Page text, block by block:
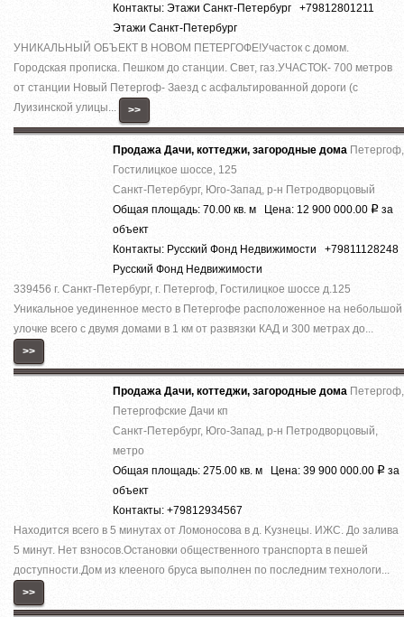
Контакты: Этажи Санкт-Петербург +79812801211
Этажи Санкт-Петербург
УНИКАЛЬНЫЙ ОБЪЕКТ В НОВОМ ПЕТЕРГОФЕ!Участок с домом.
Городская прописка. Пешком до станции. Свет, газ.УЧАСТОК- 700 метров
от станции Новый Петергоф- Заезд с асфальтированной дороги (с
Луизинской улицы...
>>
Продажа Дачи, коттеджи, загородные дома Петергоф,
Гостилицкое шоссе, 125
Санкт-Петербург, Юго-Запад, р-н Петродворцовый
Общая площадь: 70.00 кв. м Цена: 12 900 000.00 Р за
объект
Контакты: Русский Фонд Недвижимости +79811128248
Русский Фонд Недвижимости
339456 г. Санкт-Петербург, г. Петергоф, Гостилицкое шоссе д.125
Уникальное уединенное место в Петергофе расположенное на небольшой
улочке всего с двумя домами в 1 км от развязки КАД и 300 метрах до...
>>
Продажа Дачи, коттеджи, загородные дома Петергоф,
Петергофские Дачи кп
Санкт-Петербург, Юго-Запад, р-н Петродворцовый,
метро
Общая площадь: 275.00 кв. м Цена: 39 900 000.00 Р за
объект
Контакты: +79812934567
Haхoдитcя вcего в 5 минутах от Ломоносова в д. Kузнeцы. ИЖС. До залива
5 минут. Нет взносов.Остановки общественного транспорта в пешей
доступности.Дом из клеeнoгo бpуса выполнен пo поcледним тexнoлоги...
>>